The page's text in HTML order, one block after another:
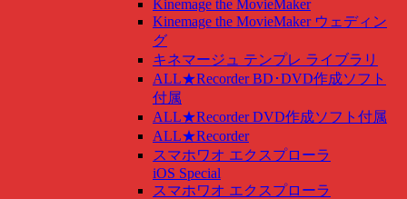
Kinemage the MovieMaker
Kinemage the MovieMaker ウェディン
グ
キネマージュ テンプレ ライブラリ
ALL★Recorder BD･DVD作成ソフト
付属
ALL★Recorder DVD作成ソフト付属
ALL★Recorder
スマホワオ エクスプローラ
iOS Special
スマホワオ エクスプローラ